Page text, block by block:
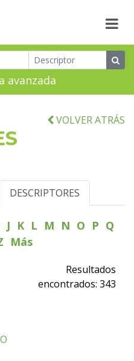
avanzada
VOLVER ATRÁS
DESCRIPTORES
J K L M N O P Q
Más
Resultados
encontrados: 343